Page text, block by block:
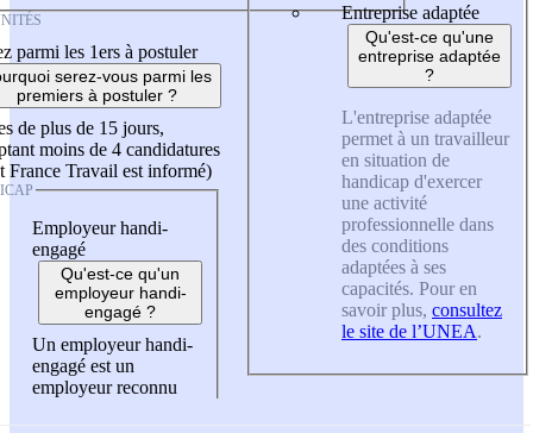
parmi les 1ers à postuler
serez-vous parmi les
premiers à postuler ?
de plus de 15 jours,
moins de 4 candidatures
France Travail est informé)
Employeur handi-
engagé
Qu'est-ce qu'un
employeur handi-
engagé ?
Un employeur handi-
engagé est un
employeur reconnu
Entreprise adaptée
Qu'est-ce qu'une
entreprise adaptée
?
L'entreprise adaptée
permet à un travailleur
en situation de
handicap d'exercer
une activité
professionnelle dans
des conditions
adaptées à ses
capacités. Pour en
savoir plus, consultez
le site de l’UNEA.